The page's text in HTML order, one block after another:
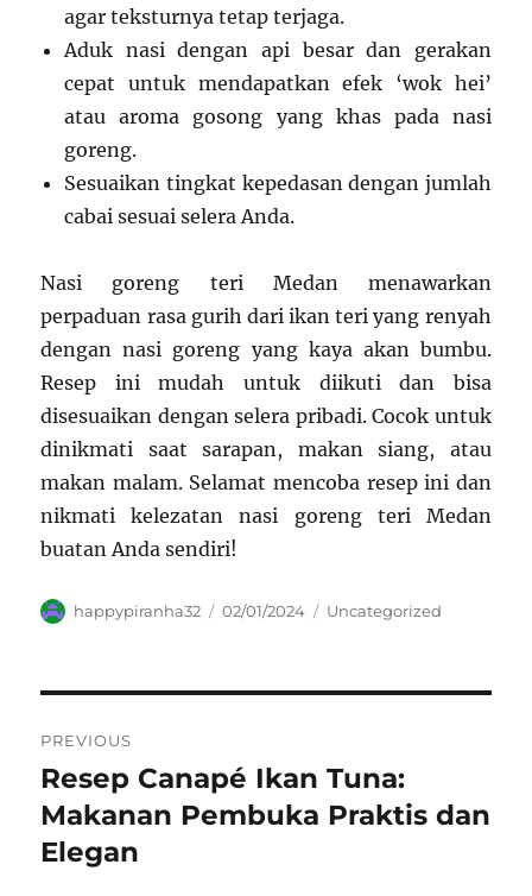
agar teksturnya tetap terjaga.
Aduk nasi dengan api besar dan gerakan
cepat untuk mendapatkan efek ‘wok hei’
atau aroma gosong yang khas pada nasi
goreng.
Sesuaikan tingkat kepedasan dengan jumlah
cabai sesuai selera Anda.
Nasi goreng teri Medan menawarkan
perpaduan rasa gurih dari ikan teri yang renyah
dengan nasi goreng yang kaya akan bumbu.
Resep ini mudah untuk diikuti dan bisa
disesuaikan dengan selera pribadi. Cocok untuk
dinikmati saat sarapan, makan siang, atau
makan malam. Selamat mencoba resep ini dan
nikmati kelezatan nasi goreng teri Medan
buatan Anda sendiri!
Author
happypiranha32
Posted
02/01/2024 Categories
Uncategorized
pos
PREVIOUS
Previous
post:
Resep Canapé Ikan Tuna:
Makanan Pembuka Praktis dan
Elegan